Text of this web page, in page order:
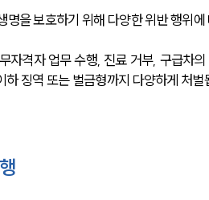
명을 보호하기 위해 다양한 위반 행위
자격자 업무 수행, 진료 거부, 구급차
하 징역 또는 벌금형까지 다양하게 처벌